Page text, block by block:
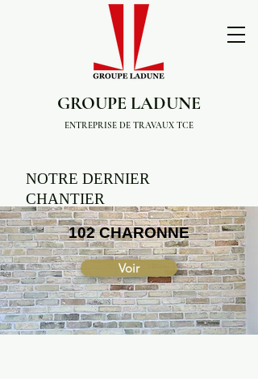
GROUPE LADUNE
ENTREPRISE DE TRAVAUX TCE
NOTRE DERNIER
CHANTIER
102 CHARONNE
Voir